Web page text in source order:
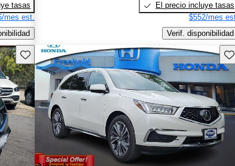
tasas
mes est.
El precio incluye tasas
$552/mes
Verif. disponibilidad
Guarda este Aviso